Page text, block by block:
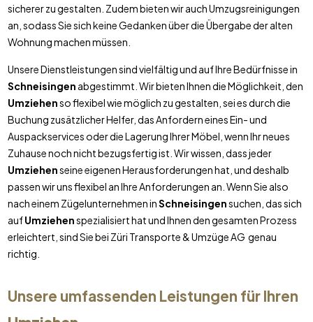
sicherer zu gestalten. Zudem bieten wir auch Umzugsreinigungen
an, sodass Sie sich keine Gedanken über die Übergabe der alten
Wohnung machen müssen.
Unsere Dienstleistungen sind vielfältig und auf Ihre Bedürfnisse in
Schneisingen abgestimmt. Wir bieten Ihnen die Möglichkeit, den
Umziehenso flexibel wie möglich zu gestalten, sei es durch die
Buchung zusätzlicher Helfer, das Anfordern eines Ein- und
Auspackservices oder die Lagerung Ihrer Möbel, wenn Ihr neues
Zuhause noch nicht bezugsfertig ist. Wir wissen, dass jeder
Umziehenseine eigenen Herausforderungen hat, und deshalb
passen wir uns flexibel an Ihre Anforderungen an. Wenn Sie also
nach einem Zügelunternehmen inSchneisingensuchen, das sich
aufUmziehenspezialisiert hat und Ihnen den gesamten Prozess
erleichtert, sind Sie bei Züri Transporte & Umzüge AG genau
richtig.
Unsere umfassenden Leistungen für Ihren